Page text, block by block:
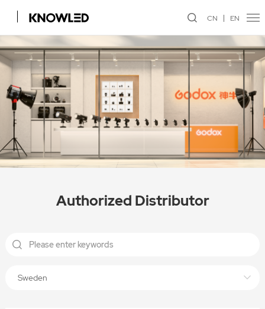
CN EN
Authorized Distributor
Sweden